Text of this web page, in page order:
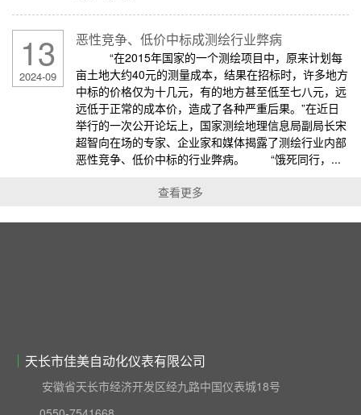
13
2024-09
恶性竞争、低价中标成测绘行业弊病
“在2015年国家的一个测绘项目中，原来计划每
亩土地大约40元的测量成本，结果在招标时，许多地方
中标的价格仅为十几元，有的地方甚至低至七八元，远
远低于正常的成本价，造成了各种严重后果。”在近日
举行的一次公开论坛上，国家测绘地理信息局副局长宋
超智向在场的专家、企业家和媒体揭露了测绘行业内部
恶性竞争、低价中标的行业弊病。 “饿死同行，...
查看更多
天长市佳美自动化仪表有限公司
安徽省天长市经济开发区经九路中国仪表城18号